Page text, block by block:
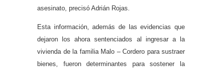
asesinato, precisó Adrián Rojas.
Esta información, además de las evidencias que
dejaron los ahora sentenciados al ingresar a la
vivienda de la familia Malo – Cordero para sustraer
bienes, fueron determinantes para sostener la